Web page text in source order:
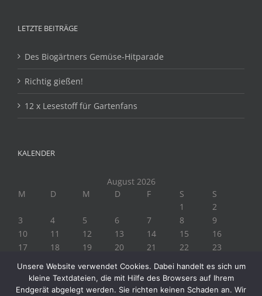
LETZTE BEITRÄGE
Des Biogärtners Gemüse-Hitparade
Richtig gießen!
12 x Lesestoff für Gartenfans
KALENDER
August 2026
M
D M D F S
S
1
2
3
4 5 6 7 8
9
10
11 12 13 14 15
16
17
18 19 20 21 22
23
« Juli
Unsere Website verwendet Cookies. Dabei handelt es sich um
kleine Textdateien, die mit Hilfe des Browsers auf Ihrem
Endgerät abgelegt werden. Sie richten keinen Schaden an. Wir